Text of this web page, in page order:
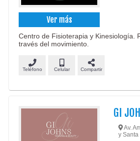
Ver más
Centro de Fisioterapia y Kinesiología.
través del movimiento.
Teléfono Celular Compartir
GI
Av.
y